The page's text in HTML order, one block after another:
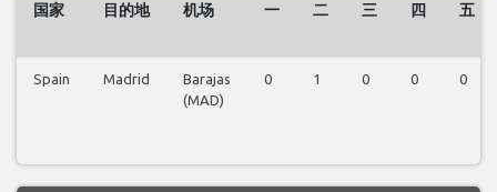
国家 目的地 机场 一 二 三 四 五
Spain Madrid
Barajas
(MAD)
0 1 0 0 0